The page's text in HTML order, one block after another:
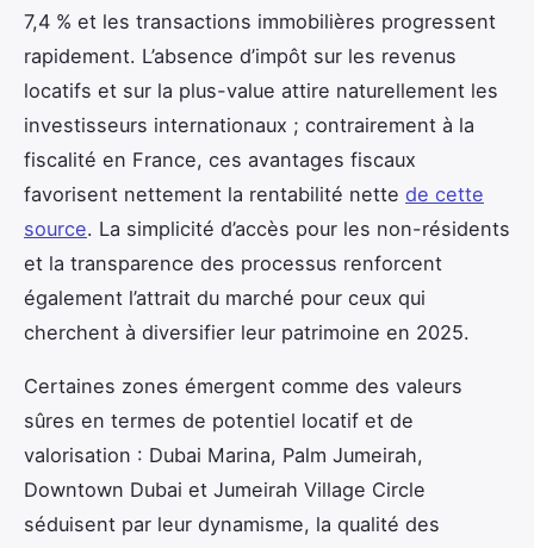
7,4 % et les transactions immobilières progressent
rapidement. L’absence d’impôt sur les revenus
locatifs et sur la plus-value attire naturellement les
investisseurs internationaux ; contrairement à la
fiscalité en France, ces avantages fiscaux
favorisent nettement la rentabilité nette de cette
source. La simplicité d’accès pour les non-résidents
et la transparence des processus renforcent
également l’attrait du marché pour ceux qui
cherchent à diversifier leur patrimoine en 2025.
Certaines zones émergent comme des valeurs
sûres en termes de potentiel locatif et de
valorisation : Dubai Marina, Palm Jumeirah,
Downtown Dubai et Jumeirah Village Circle
séduisent par leur dynamisme, la qualité des